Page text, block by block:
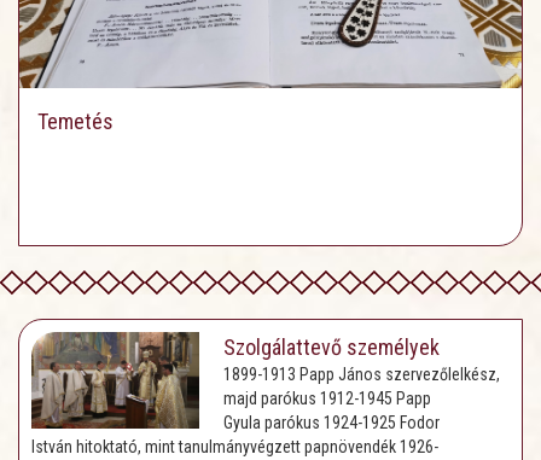
Temetés
Szolgálattevő személyek
1899-1913 Papp János szervezőlelkész,
majd parókus 1912-1945 Papp
Gyula parókus 1924-1925 Fodor
István hitoktató, mint tanulmányvégzett papnövendék 1926-